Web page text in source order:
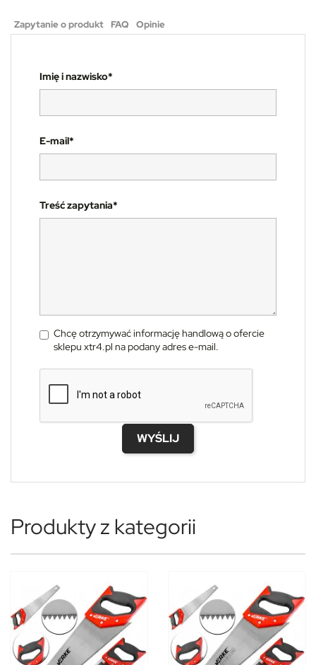
Zapytanie o produkt FAQ Opinie
Imię i nazwisko*
E-mail*
Treść zapytania*
Chcę otrzymywać informację handlową o ofercie
sklepu xtr4.pl na podany adres e-mail.
WYŚLIJ
Produkty z kategorii